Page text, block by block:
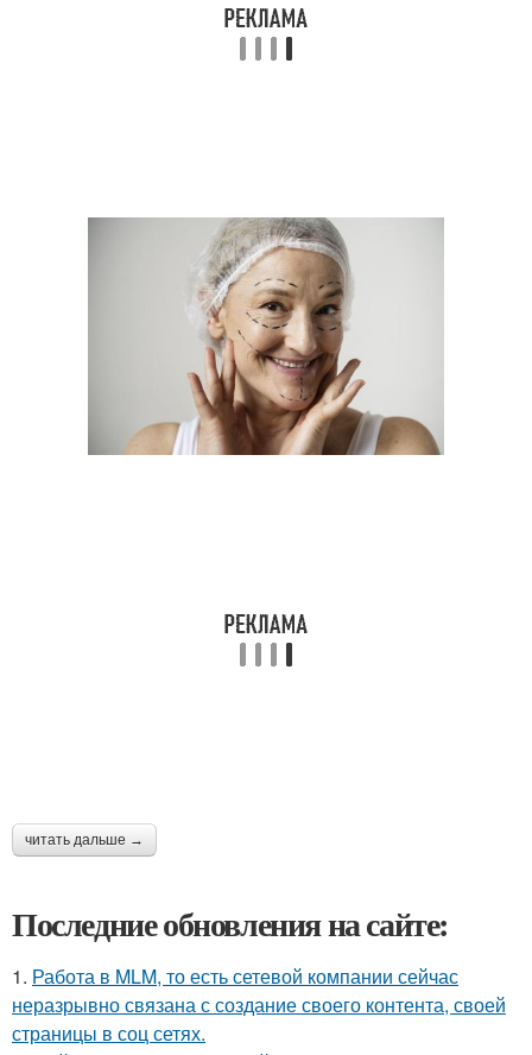
читать дальше →
Последние обновления на сайте:
1. Работа в MLM, то есть сетевой компании сейчас
неразрывно связана с создание своего контента, своей
страницы в соц сетях.